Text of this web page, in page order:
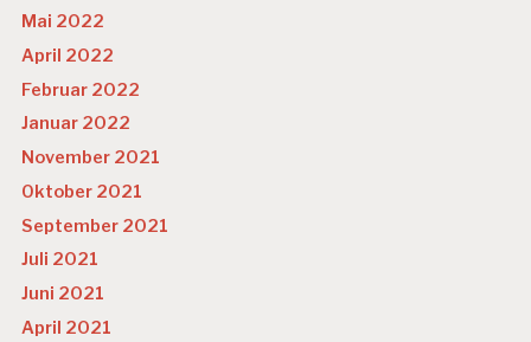
Mai 2022
April 2022
Februar 2022
Januar 2022
November 2021
Oktober 2021
September 2021
Juli 2021
Juni 2021
April 2021